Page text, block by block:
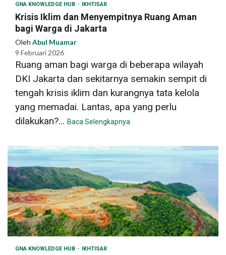
GNA KNOWLEDGE HUB IKHTISAR
Krisis Iklim dan Menyempitnya Ruang Aman
bagi Warga di Jakarta
Oleh Abul Muamar
9 Februari 2026
Ruang aman bagi warga di beberapa wilayah
DKI Jakarta dan sekitarnya semakin sempit di
tengah krisis iklim dan kurangnya tata kelola
yang memadai. Lantas, apa yang perlu
dilakukan?... Baca Selengkapnya
GNA KNOWLEDGE HUB IKHTISAR